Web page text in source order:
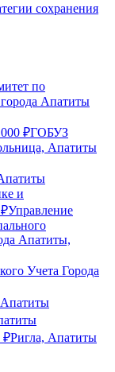
сохранения
по
Апатиты
₽ГОБУЗ
Апатиты
и
₽Управление
Апатиты,
Учета Города
₽Ригла, Апатиты